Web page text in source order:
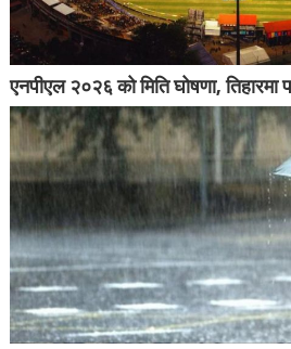
एनपीएल २०२६ को मिति घोषणा,